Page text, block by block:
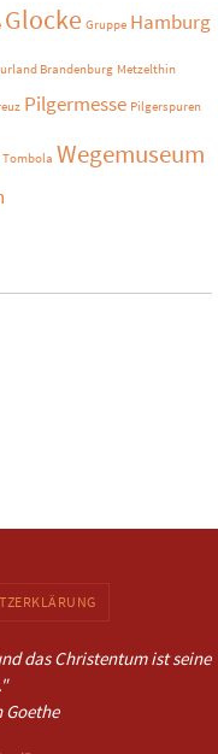
Glocke Gruppe Hamburg
Brandenburg Metzelthin
Pilgermesse Pilgerspuren
Tombola Wegemuseum
das Christentum ist seine